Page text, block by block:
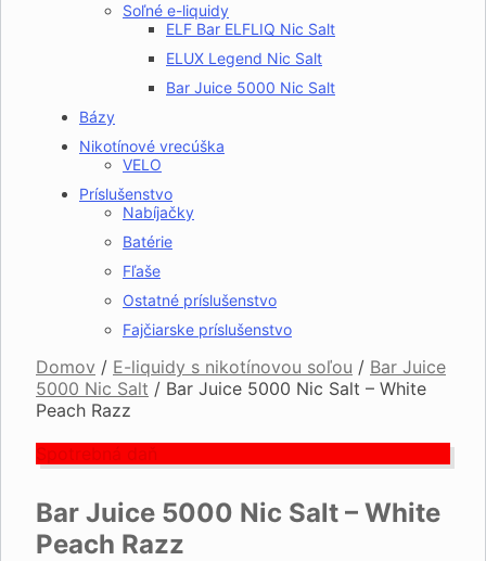
Soľné e-liquidy
ELF Bar ELFLIQ Nic Salt
ELUX Legend Nic Salt
Bar Juice 5000 Nic Salt
Bázy
Nikotínové vrecúška
VELO
Príslušenstvo
Nabíjačky
Batérie
Fľaše
Ostatné príslušenstvo
Fajčiarske príslušenstvo
Domov / E-liquidy s nikotínovou soľou / Bar Juice
5000 Nic Salt / Bar Juice 5000 Nic Salt – White
Peach Razz
Spotrebná daň
Bar Juice 5000 Nic Salt – White
Peach Razz